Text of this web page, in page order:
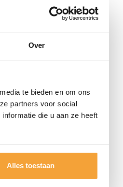
Over
te bieden en om ons
partners voor social
die u aan ze heeft
Alles toestaan